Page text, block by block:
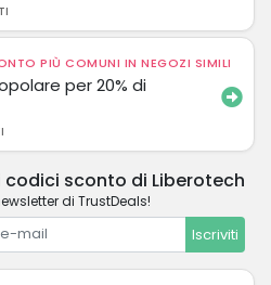
PIÙ COMUNI IN NEGOZI SIMILI
per 20% di
codici sconto di Liberotech
di TrustDeals!
Iscriviti